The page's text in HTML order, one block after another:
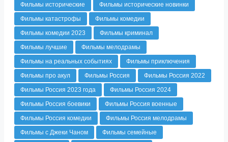
Фильмы исторические
Фильмы исторические новинки
Фильмы катастрофы
Фильмы комедии
Фильмы комедии 2023
Фильмы криминал
Фильмы лучшие
Фильмы мелодрамы
Фильмы на реальных событиях
Фильмы приключения
Фильмы про акул
Фильмы Россия
Фильмы Россия 2022
Фильмы Россия 2023 года
Фильмы Россия 2024
Фильмы Россия боевики
Фильмы Россия военные
Фильмы Россия комедии
Фильмы Россия мелодрамы
Фильмы с Джеки Чаном
Фильмы семейные